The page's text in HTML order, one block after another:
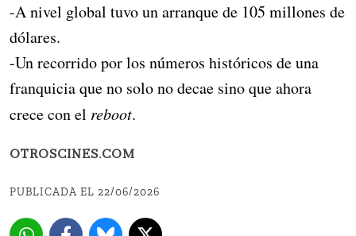
-A nivel global tuvo un arranque de 105 millones de
dólares.
-Un recorrido por los números históricos de una
franquicia que no solo no decae sino que ahora
crece con el reboot.
OTROSCINES.COM
PUBLICADA EL 22/06/2026